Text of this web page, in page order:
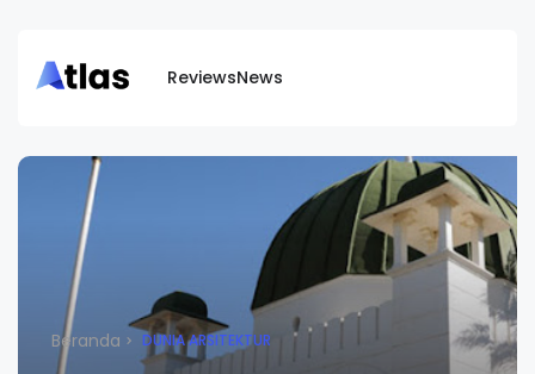
ReviewsNews
Beranda DUNIA ARSITEKTUR